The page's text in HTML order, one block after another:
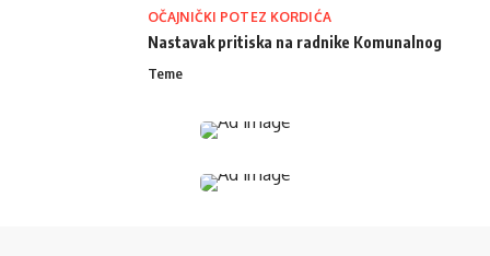
OČAJNIČKI POTEZ KORDIĆA
Nastavak pritiska na radnike Komunalnog
Teme